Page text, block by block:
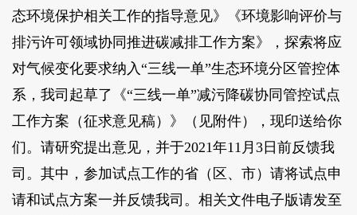
态环境保护相关工作的指导意见》《环境影响评价与
排污许可领域协同推进碳减排工作方案》，探索将应
对气候变化要求纳入“三线一单”生态环境分区管控体
系，我司起草了《“三线一单”减污降碳协同管控试点
工作方案（征求意见稿）》（见附件），现印送给你
们。请研究提出意见，并于2021年11月3日前反馈我
司。其中，参加试点工作的省（区、市）请将试点申
请和试点方案一并反馈我司。相关文件电子版请发至